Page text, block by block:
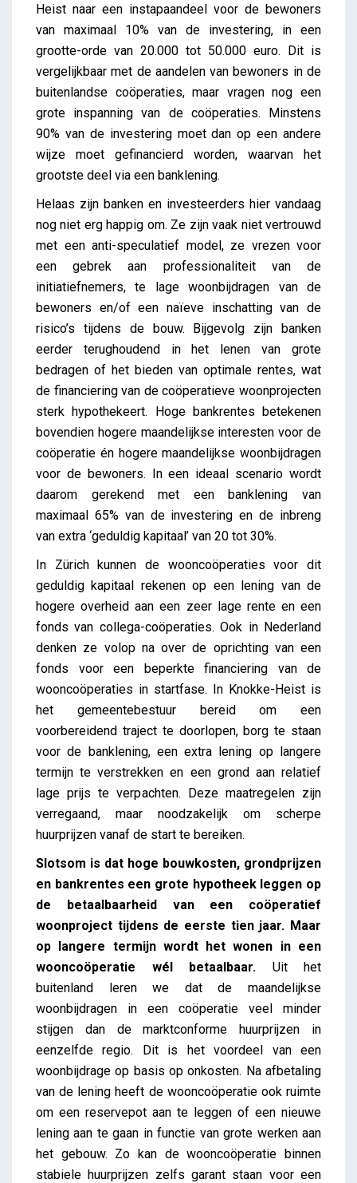
Heist naar een instapaandeel voor de bewoners
van maximaal 10% van de investering, in een
grootte-orde van 20.000 tot 50.000 euro. Dit is
vergelijkbaar met de aandelen van bewoners in de
buitenlandse coöperaties, maar vragen nog een
grote inspanning van de coöperaties. Minstens
90% van de investering moet dan op een andere
wijze moet gefinancierd worden, waarvan het
grootste deel via een banklening.
Helaas zijn banken en investeerders hier vandaag
nog niet erg happig om. Ze zijn vaak niet vertrouwd
met een anti-speculatief model, ze vrezen voor
een gebrek aan professionaliteit van de
initiatiefnemers, te lage woonbijdragen van de
bewoners en/of een naïeve inschatting van de
risico’s tijdens de bouw. Bijgevolg zijn banken
eerder terughoudend in het lenen van grote
bedragen of het bieden van optimale rentes, wat
de financiering van de coöperatieve woonprojecten
sterk hypothekeert. Hoge bankrentes betekenen
bovendien hogere maandelijkse interesten voor de
coöperatie én hogere maandelijkse woonbijdragen
voor de bewoners. In een ideaal scenario wordt
daarom gerekend met een banklening van
maximaal 65% van de investering en de inbreng
van extra ‘geduldig kapitaal’ van 20 tot 30%.
In Zürich kunnen de wooncoöperaties voor dit
geduldig kapitaal rekenen op een lening van de
hogere overheid aan een zeer lage rente en een
fonds van collega-coöperaties. Ook in Nederland
denken ze volop na over de oprichting van een
fonds voor een beperkte financiering van de
wooncoöperaties in startfase. In Knokke-Heist is
het gemeentebestuur bereid om een
voorbereidend traject te doorlopen, borg te staan
voor de banklening, een extra lening op langere
termijn te verstrekken en een grond aan relatief
lage prijs te verpachten. Deze maatregelen zijn
verregaand, maar noodzakelijk om scherpe
huurprijzen vanaf de start te bereiken.
Slotsom is dat hoge bouwkosten, grondprijzen
en bankrentes een grote hypotheek leggen op
de betaalbaarheid van een coöperatief
woonproject tijdens de eerste tien jaar. Maar
op langere termijn wordt het wonen in een
wooncoöperatie wél betaalbaar. Uit het
buitenland leren we dat de maandelijkse
woonbijdragen in een coöperatie veel minder
stijgen dan de marktconforme huurprijzen in
eenzelfde regio. Dit is het voordeel van een
woonbijdrage op basis op onkosten. Na afbetaling
van de lening heeft de wooncoöperatie ook ruimte
om een reservepot aan te leggen of een nieuwe
lening aan te gaan in functie van grote werken aan
het gebouw. Zo kan de wooncoöperatie binnen
stabiele huurprijzen zelfs garant staan voor een